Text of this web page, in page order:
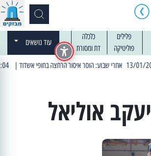
פלילים
כלכלה
פוליטיקה דת ומסורת
עוד נושאים
| 13:04 14/01/2025 עובדים בלילות: עבודות קרצוף וריבוד אספלט
יעקב אוליאל